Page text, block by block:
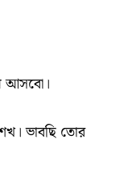
আসবো।
ভাবছি তোর